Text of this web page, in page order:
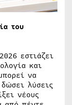
του
εστιάζει
και
να
λύσεις
νέους